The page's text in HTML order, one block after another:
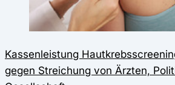
Kassenleistung
gegen Streichung von Ärzten,